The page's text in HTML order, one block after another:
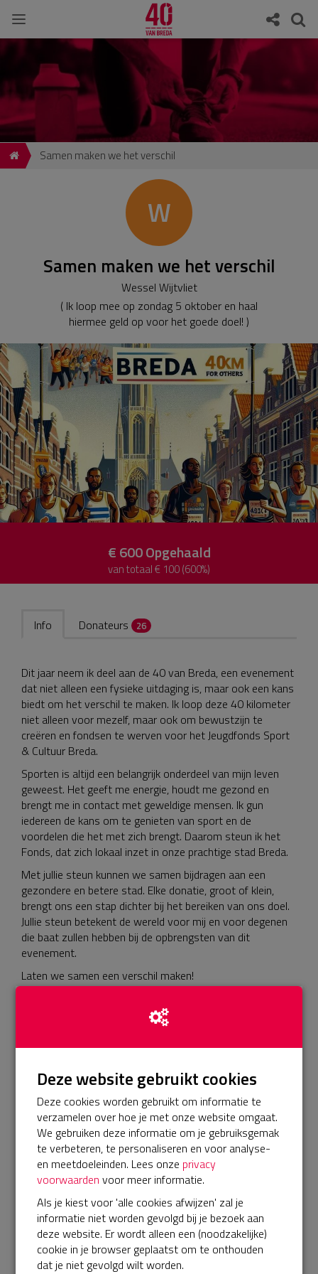
Samen maken we het verschil
W
Samen maken we het verschil
Wessel Wijtvliet
( Ik loop mee op zondag 5 oktober en haal
hiermee geld op voor het goede doel! )
€ 600Opgehaald
van totaal € 100 (600%)
Info Donateurs 26
Dit jaar neem ik deel aan de 40 van Breda, een evenement
dat niet alleen een fysieke uitdaging is, maar ook een kans
biedt om het verschil te maken. Ik loop deze 40 kilometer
niet alleen voor mezelf, maar ook om bewustzijn te
creëren en fondsen te werven voor het Jeugdfonds Sport
& Cultuur Breda.
Sporten is altijd een belangrijk onderdeel van mijn leven
geweest. Het geeft me energie, houdt me gezond en
brengt me in contact met geweldige mensen. Ik gun
iedereen de kans om te genieten van sport en de
voordelen die het met zich brengt. Daarom steun ik het
Fonds, dat zich lokaal inzet in onze prachtige stad Breda.
Met jullie steun kunnen we samen bijdragen aan een
gezondere en betere stad. Elke donatie, groot of klein,
brengt ons een stap dichter bij het bereiken van ons doel.
Jullie steun betekent de wereld voor mij en voor degenen
die baat zullen hebben bij de opbrengsten van dit
evenement.
Laten we samen een verschil maken!
𝕏
Deze website gebruikt cookies
Deze cookies worden gebruikt om informatie te
verzamelen over hoe je met onze website omgaat.
We gebruiken deze informatie om je gebruiksgemak
te verbeteren, te personaliseren en voor analyse-
en meetdoeleinden. Lees onze privacy
voorwaarden voor meer informatie.
Als je kiest voor 'alle cookies afwijzen' zal je
informatie niet worden gevolgd bij je bezoek aan
deze website. Er wordt alleen een (noodzakelijke)
cookie in je browser geplaatst om te onthouden
dat je niet gevolgd wilt worden.